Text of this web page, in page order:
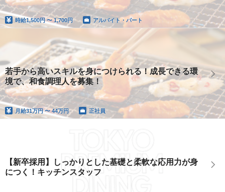
時給1,500円 〜 1,700円 アルバイト・パート
若手から高いスキルを身につけられる！成長できる環
境で、和食調理人を募集！
月給31万円 〜 44万円 正社員
【新卒採用】しっかりとした基礎と柔軟な応用力が身
につく！キッチンスタッフ